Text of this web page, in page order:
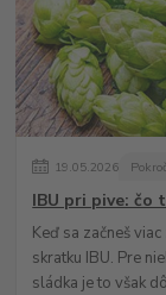
19.05.2026
IBU pri pive: čo
Keď sa začneš
skratku IBU. Pre
sládka je to však